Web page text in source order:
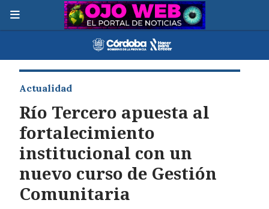
Río Tercero apuesta al
fortalecimiento
institucional con un
nuevo curso de Gestión
Comunitaria
Actualidad